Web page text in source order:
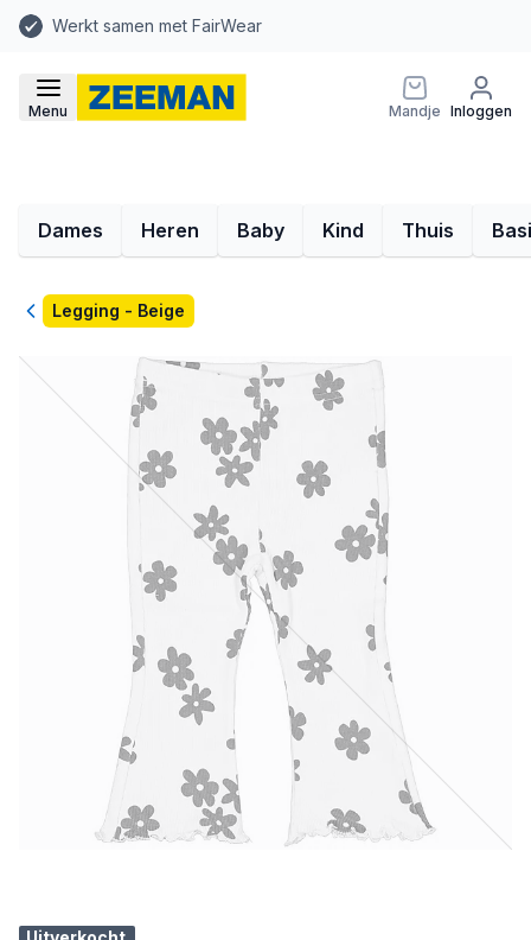
Werkt samen met FairWear
Menu Mandje Inloggen
Dames Heren Baby Kind Thuis
TerugLegging - Beige